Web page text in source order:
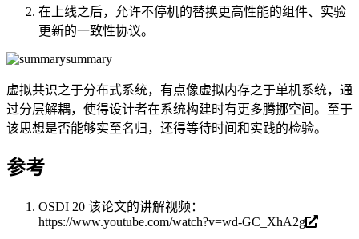
在上线之后，允许不停机的替换更高性能的组件、实验
更新的一致性协议。
summary
虚拟共识之于分布式系统，有点像虚拟内存之于单机系统，通
过分层解耦，使得设计者在系统构建时有更多腾挪空间。至于
该思想是否能够实至名归，还得等待时间和实践的检验。
参考
OSDI 20 该论文的讲解视频：
https://www.youtube.com/watch?v=wd-GC_XhA2g